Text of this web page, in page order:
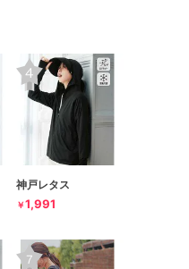
神戸レタス
￥1,991